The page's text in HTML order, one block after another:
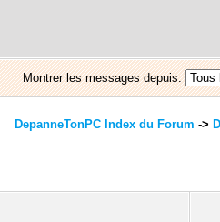
Montrer les messages depuis:
DepanneTonPC Index du Forum ->